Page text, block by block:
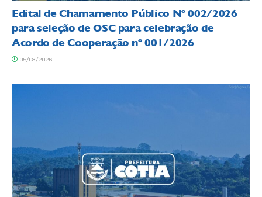
Edital de Chamamento Público Nº 002/2026
para seleção de OSC para celebração de
Acordo de Cooperação nº 001/2026
05/08/2026